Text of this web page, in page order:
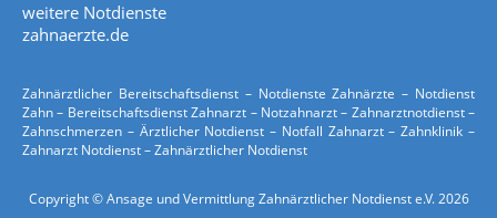
weitere Notdienste
zahnaerzte.de
Zahnärztlicher Bereitschaftsdienst – Notdienste Zahnärzte – Notdienst
Zahn – Bereitschaftsdienst Zahnarzt – Notzahnarzt – Zahnarztnotdienst –
Zahnschmerzen – Ärztlicher Notdienst – Notfall Zahnarzt – Zahnklinik –
Zahnarzt Notdienst – Zahnärztlicher Notdienst
Copyright © Ansage und Vermittlung Zahnärztlicher Notdienst e.V. 2026